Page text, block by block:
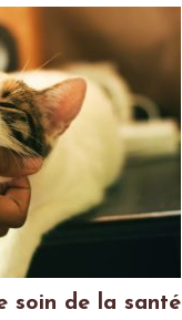
soin de la santé